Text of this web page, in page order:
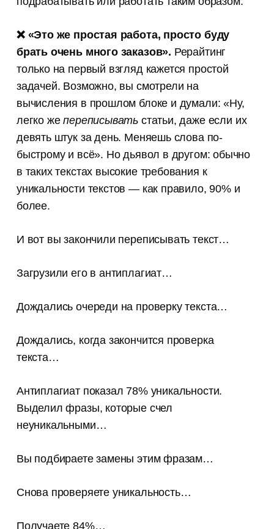
❌ «Это же простая работа, просто буду
брать очень много заказов». Рерайтинг
только на первый взгляд кажется простой
задачей. Возможно, вы смотрели на
вычисления в прошлом блоке и думали: «Ну,
легко жепереписывать статьи, даже если их
девять штук за день. Меняешь слова по-
быстрому и всё». Но дьявол в другом: обычно
в таких текстах высокие требования к
уникальности текстов — как правило, 90% и
более.
И вот вы закончили переписывать текст…
Загрузили его в антиплагиат…
Дождались очереди на проверку текста…
Дождались, когда закончится проверка
текста…
Антиплагиат показал 78% уникальности.
Выделил фразы, которые счел
неуникальными…
Вы подбираете замены этим фразам…
Снова проверяете уникальность…
Получаете 84%…